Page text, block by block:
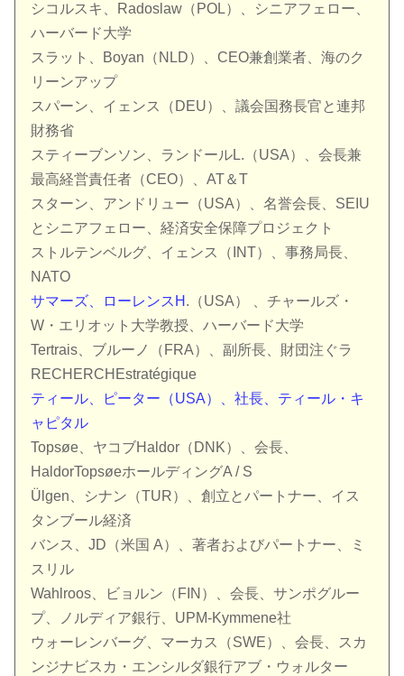
シコルスキ、Radoslaw（POL）、シニアフェロー、
ハーバード大学
スラット、Boyan（NLD）、CEO兼創業者、海のク
リーンアップ
スパーン、イェンス（DEU）、議会国務長官と連邦
財務省
スティーブンソン、ランドールL.（USA）、会長兼
最高経営責任者（CEO）、AT＆T
スターン、アンドリュー（USA）、名誉会長、SEIU
とシニアフェロー、経済安全保障プロジェクト
ストルテンベルグ、イェンス（INT）、事務局長、
NATO
サマーズ、ローレンスH .（USA） 、チャールズ・
W・エリオット大学教授、ハーバード大学
Tertrais、ブルーノ（FRA）、副所長、財団注ぐラ
RECHERCHEstratégique
ティール、ピーター（USA）、社長、ティール・キ
ャピタル
Topsøe、ヤコブHaldor（DNK）、会長、
HaldorTopsøeホールディングA / S
Ülgen、シナン（TUR）、創立とパートナー、イス
タンブール経済
バンス、JD（米国 A）、著者およびパートナー、ミ
スリル
Wahlroos、ビョルン（FIN）、会長、サンポグルー
プ、ノルディア銀行、UPM-Kymmene社
ウォーレンバーグ、マーカス（SWE）、会長、スカ
ンジナビスカ・エンシルダ銀行アブ・ウォルター